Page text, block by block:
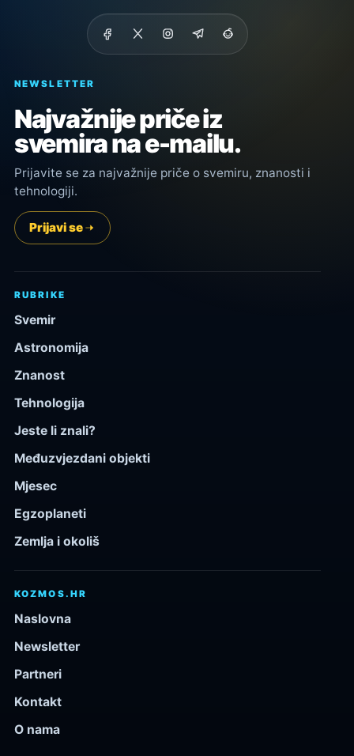
NEWSLETTER
Najvažnije priče iz
svemira na e-mailu.
Prijavite se za najvažnije priče o svemiru, znanosti i
tehnologiji.
Prijavi se
RUBRIKE
Svemir
Astronomija
Znanost
Tehnologija
Jeste li znali?
Međuzvjezdani objekti
Mjesec
Egzoplaneti
Zemlja i okoliš
KOZMOS.HR
Naslovna
Newsletter
Partneri
Kontakt
O nama